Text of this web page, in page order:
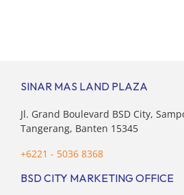
SINAR MAS LAND PLAZA
Jl. Grand Boulevard BSD City,
Tangerang, Banten 15345
+6221 - 5036 8368
BSD CITY MARKETING OFFICE